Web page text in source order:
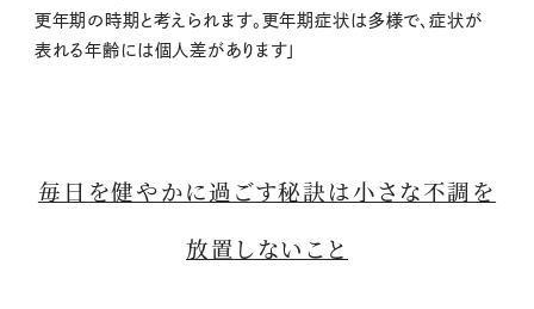
更年期の時期と考えられます。更年期症状は多様で、症状が
表れる年齢には個人差があります」
毎日を健やかに過ごす秘訣は小さな不調を
放置しないこと